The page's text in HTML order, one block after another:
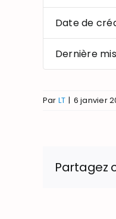
Date de
Dernière
Par LT | 6 janvier
Partagez